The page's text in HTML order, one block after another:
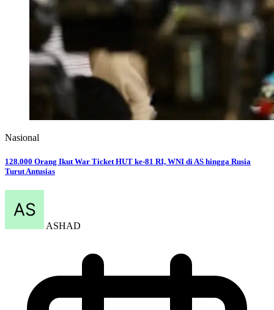
Nasional
128.000 Orang Ikut War Ticket HUT ke-81 RI, WNI di AS hingga Rusia
Turut Antusias
ASHAD